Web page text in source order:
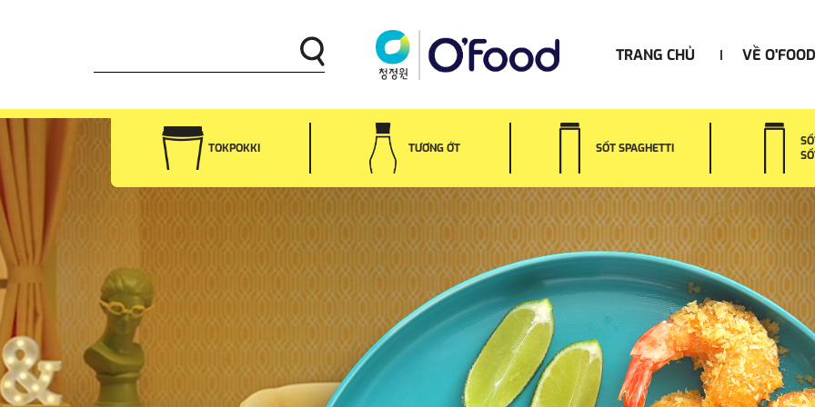
TRANG CHỦ VỀ O'FOOD
TOKPOKKI TƯƠNG ỚT SỐT SPAGHETTI